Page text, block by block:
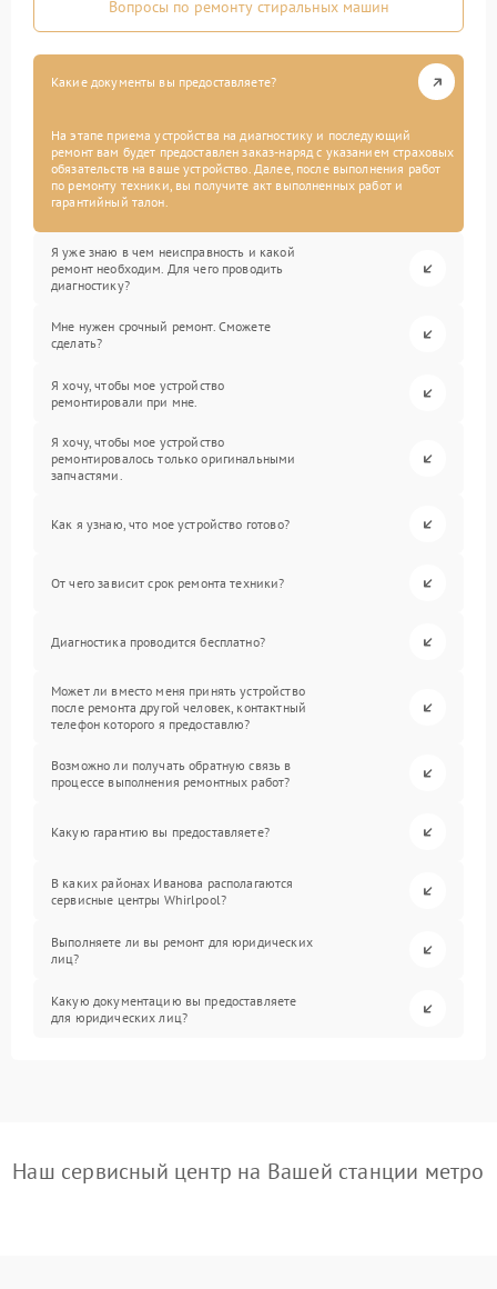
Вопросы по ремонту стиральных машин
Какие документы вы предоставляете?
На этапе приема устройства на диагностику и последующий
ремонт вам будет предоставлен заказ-наряд с указанием страховых
обязательств на ваше устройство. Далее, после выполнения работ
по ремонту техники, вы получите акт выполненных работ и
гарантийный талон.
Я уже знаю в чем неисправность и какой
ремонт необходим. Для чего проводить
диагностику?
Мне нужен срочный ремонт. Сможете
сделать?
Я хочу, чтобы мое устройство
ремонтировали при мне.
Я хочу, чтобы мое устройство
ремонтировалось только оригинальными
запчастями.
Как я узнаю, что мое устройство готово?
От чего зависит срок ремонта техники?
Диагностика проводится бесплатно?
Может ли вместо меня принять устройство
после ремонта другой человек, контактный
телефон которого я предоставлю?
Возможно ли получать обратную связь в
процессе выполнения ремонтных работ?
Какую гарантию вы предоставляете?
В каких районах Иванова располагаются
сервисные центры Whirlpool?
Выполняете ли вы ремонт для юридических
лиц?
Какую документацию вы предоставляете
для юридических лиц?
Наш сервисный центр на Вашей станции метро